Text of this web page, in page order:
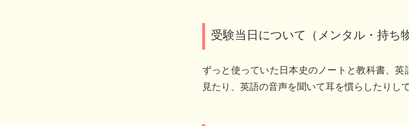
受験当日について（メンタル・持ち物
ずっと使っていた日本史のノートと教科書、
見たり、英語の音声を聞いて耳を慣らしたりし